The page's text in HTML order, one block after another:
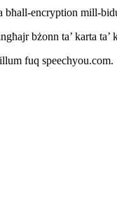
encryption mill-
bżonn ta’ karta ta’
fuq speechyou.com.